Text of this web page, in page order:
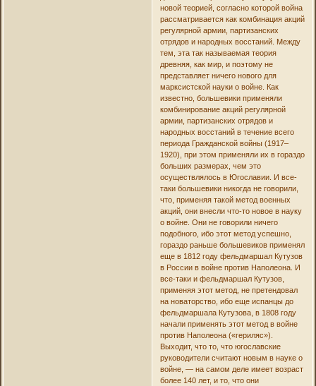
новой теорией, согласно которой война
рассматривается как комбинация акций
регулярной армии, партизанских
отрядов и народных восстаний. Между
тем, эта так называемая теория
древняя, как мир, и поэтому не
представляет ничего нового для
марксистской науки о войне. Как
известно, большевики применяли
комбинирование акций регулярной
армии, партизанских отрядов и
народных восстаний в течение всего
периода Гражданской войны (1917–
1920), при этом применяли их в гораздо
больших размерах, чем это
осуществлялось в Югославии. И все-
таки большевики никогда не говорили,
что, применяя такой метод военных
акций, они внесли что-то новое в науку
о войне. Они не говорили ничего
подобного, ибо этот метод успешно,
гораздо раньше большевиков применял
еще в 1812 году фельдмаршал Кутузов
в России в войне против Наполеона. И
все-таки и фельдмаршал Кутузов,
применяя этот метод, не претендовал
на новаторство, ибо еще испанцы до
фельдмаршала Кутузова, в 1808 году
начали применять этот метод в войне
против Наполеона («гериляс»).
Выходит, что то, что югославские
руководители считают новым в науке о
войне, — на самом деле имеет возраст
более 140 лет, и то, что они